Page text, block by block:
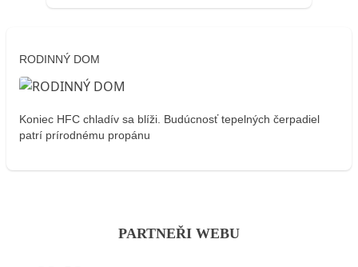
RODINNÝ DOM
Koniec HFC chladív sa blíži. Budúcnosť tepelných čerpadiel
patrí prírodnému propánu
PARTNEŘI WEBU